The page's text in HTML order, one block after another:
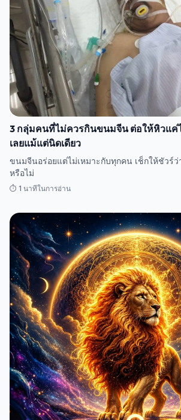
3 กลุ่มคนที่ไม่ควรกินขนมจีน ต่อให้หิวแค่
เลยแม้แต่นิดเดียว
ขนมจีนอร่อยแต่ไม่เหมาะกับทุกคน เช็กให้ชัวร์
หรือไม่
⏱️ 1 นาทีในการอ่าน